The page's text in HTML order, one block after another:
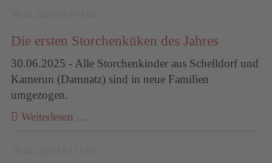
Die ersten Storchenküken des Jahres
30.06.2025 - Alle Storchenkinder aus Schelldorf und
Kamerun (Damnatz) sind in neue Familien
umgezogen.
Weiterlesen …